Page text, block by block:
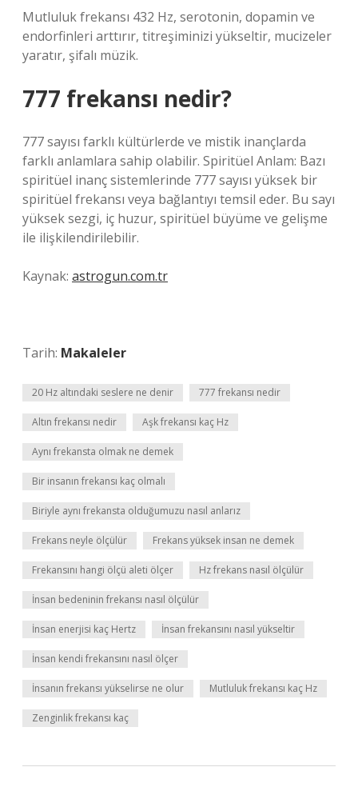
Mutluluk frekansı 432 Hz, serotonin, dopamin ve
endorfinleri arttırır, titreşiminizi yükseltir, mucizeler
yaratır, şifalı müzik.
777 frekansı nedir?
777 sayısı farklı kültürlerde ve mistik inançlarda
farklı anlamlara sahip olabilir. Spiritüel Anlam: Bazı
spiritüel inanç sistemlerinde 777 sayısı yüksek bir
spiritüel frekansı veya bağlantıyı temsil eder. Bu sayı
yüksek sezgi, iç huzur, spiritüel büyüme ve gelişme
ile ilişkilendirilebilir.
Kaynak: astrogun.com.tr
Tarih: Makaleler
20 Hz altındaki seslere ne denir 777 frekansı nedir
Altın frekansı nedir Aşk frekansı kaç Hz
Aynı frekansta olmak ne demek
Bir insanın frekansı kaç olmalı
Biriyle aynı frekansta olduğumuzu nasıl anlarız
Frekans neyle ölçülür Frekans yüksek insan ne demek
Frekansını hangi ölçü aleti ölçer Hz frekans nasıl ölçülür
İnsan bedeninin frekansı nasıl ölçülür
İnsan enerjisi kaç Hertz İnsan frekansını nasıl yükseltir
İnsan kendi frekansını nasıl ölçer
İnsanın frekansı yükselirse ne olur Mutluluk frekansı kaç Hz
Zenginlik frekansı kaç